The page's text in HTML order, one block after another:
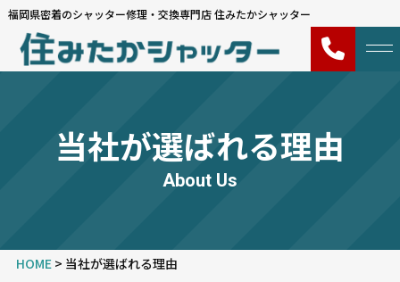
福岡県密着のシャッター修理・交換専門店 住みたかシャッター
当社が選ばれる理由
About Us
HOME> 当社が選ばれる理由